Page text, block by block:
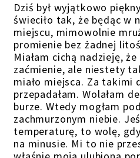
Dziś był wyjątkowo
świeciło tak, że będąc w
miejscu, mimowolnie
promienie bez żadnej
Miałam cichą nadzieję,
zaćmienie, ale niestety
miało miejsca. Za takimi
przepadałam. Wolałam
burze. Wtedy mogłam
zachmurzonym niebie.
temperaturę, to wolę,
na minusie. Mi to nie